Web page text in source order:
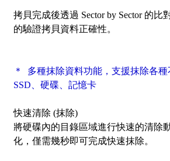
拷貝完成後透過 Sector by Sector 的比
的驗證拷貝資料正確性。
＊ 多種抹除資料功能，支援抹除各種
SSD、硬碟、記憶卡
快速清除 (抹除)
將硬碟內的目錄區域進行快速的清除
化，僅需幾秒即可完成快速抹除。